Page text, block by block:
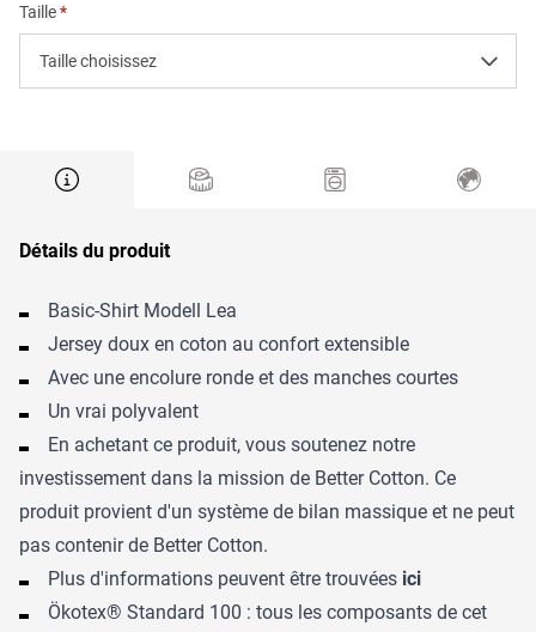
Taille
Taille choisissez
Détails du produit
Basic-Shirt Modell Lea
Jersey doux en coton au confort extensible
Avec une encolure ronde et des manches courtes
Un vrai polyvalent
En achetant ce produit, vous soutenez notre
investissement dans la mission de Better Cotton. Ce
produit provient d'un système de bilan massique et ne peut
pas contenir de Better Cotton.
Plus d'informations peuvent être trouvées ici
Ökotex® Standard 100 : tous les composants de cet